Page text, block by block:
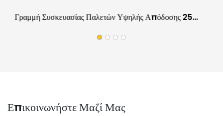
Γραμμή Συσκευασίας Παλετών Υψηλής Απόδοσης 25
Επικοινωνήστε Μαζί Μας